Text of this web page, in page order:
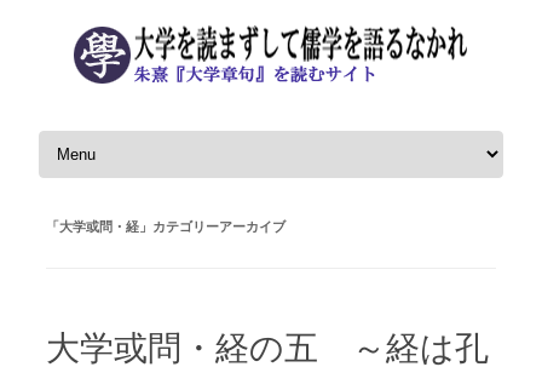
コンテンツへスキップ
「大学或問・経 」カテゴリーアーカイブ
大学或問・経の五 ～経は孔